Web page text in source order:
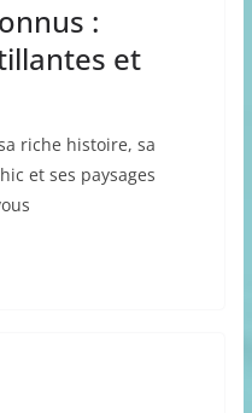
:
et
riche histoire, sa
et ses paysages